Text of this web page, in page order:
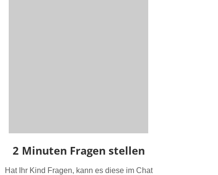
2 Minuten Fragen stellen
Hat Ihr Kind Fragen, kann es diese im Chat